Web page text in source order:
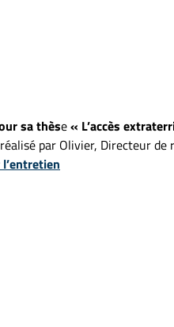
sa thèse« L’accès
par Olivier, Directeur de